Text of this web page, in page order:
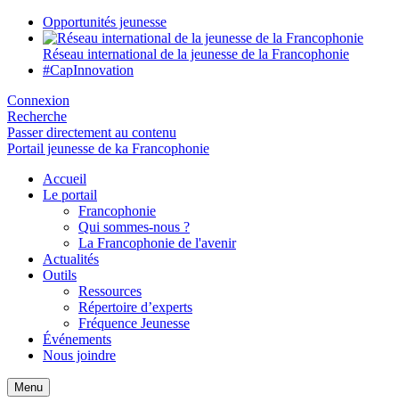
Opportunités jeunesse
Réseau international de la jeunesse de la Francophonie
#CapInnovation
Connexion
Recherche
Passer directement au contenu
Portail jeunesse de ka Francophonie
Accueil
Le portail
Francophonie
Qui sommes-nous ?
La Francophonie de l'avenir
Actualités
Outils
Ressources
Répertoire d’experts
Fréquence Jeunesse
Événements
Nous joindre
Menu